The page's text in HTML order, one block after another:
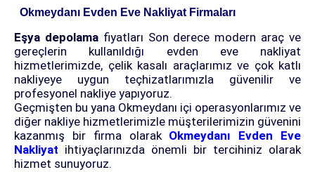
Okmeydanı Evden Eve Nakliyat Firmaları
Eşya depolama fiyatları Son derece modern araç ve
gereçlerin kullanıldığı evden eve nakliyat
hizmetlerimizde, çelik kasalı araçlarımız ve çok katlı
nakliyeye uygun teçhizatlarımızla güvenilir ve
profesyonel nakliye yapıyoruz.
Geçmişten bu yana Okmeydanı içi operasyonlarımız ve
diğer nakliye hizmetlerimizle müşterilerimizin güvenini
kazanmış bir firma olarak Okmeydanı Evden Eve
Nakliyat ihtiyaçlarınızda önemli bir tercihiniz olarak
hizmet sunuyoruz.